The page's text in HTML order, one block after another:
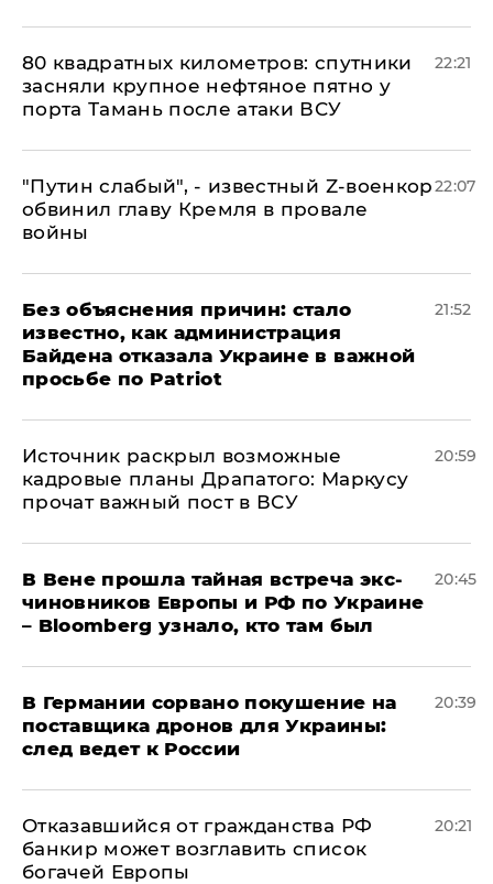
80 квадратных километров: спутники
засняли крупное нефтяное пятно у
порта Тамань после атаки ВСУ
22:21
​"Путин слабый", - известный Z-военкор
обвинил главу Кремля в провале
войны
22:07
Без объяснения причин: стало
известно, как администрация
Байдена отказала Украине в важной
просьбе по Patriot
21:52
​Источник раскрыл возможные
кадровые планы Драпатого: Маркусу
прочат важный пост в ВСУ
20:59
В Вене прошла тайная встреча экс-
чиновников Европы и РФ по Украине
– Bloomberg узнало, кто там был
20:45
​В Германии сорвано покушение на
поставщика дронов для Украины:
след ведет к России
20:39
Отказавшийся от гражданства РФ
банкир может возглавить список
богачей Европы
20:21